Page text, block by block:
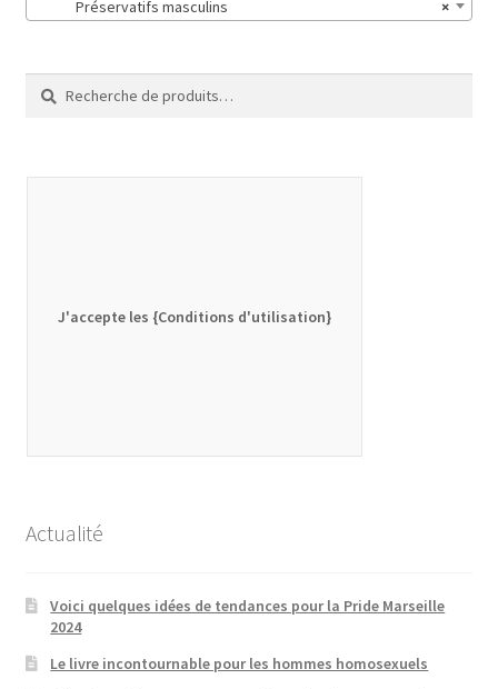
×
Préservatifs masculins
Recherche
pour :
Recherche
J'accepte les {Conditions d'utilisation}
Actualité
Voici quelques idées de tendances pour la Pride Marseille
2024
Le livre incontournable pour les hommes homosexuels